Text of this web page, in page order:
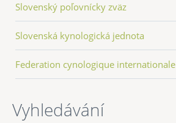
Slovenský poľovnícky zväz
Slovenská kynologická jednota
Federation cynologique internationale
Vyhledávání